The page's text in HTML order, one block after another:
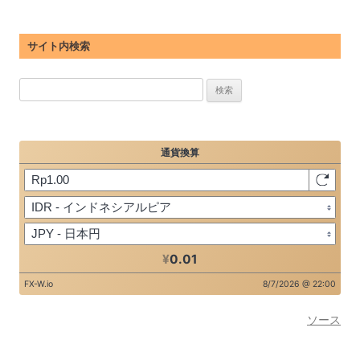
サイト内検索
ソース